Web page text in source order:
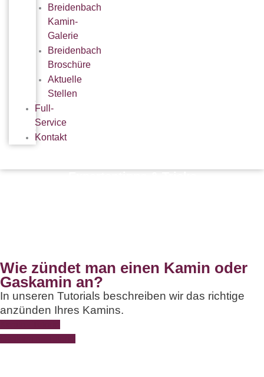
Breidenbach
Kamin-
Galerie
Breidenbach
Broschüre
Aktuelle
Stellen
Full-
Service
Kontakt
Wie zündet man einen Kamin oder
Gaskamin an?
In unseren Tutorials beschreiben wir das richtige
anzünden Ihres Kamins.